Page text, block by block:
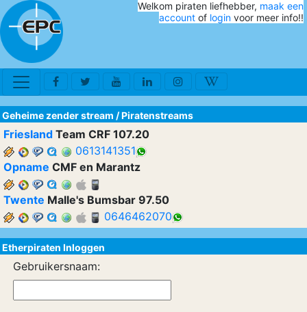
Welkom piraten liefhebber, maak een
account of login voor meer info!!
Geheime zender stream /Piratenstreams
Friesland Team CRF 107.20
0613141351
Opname CMF en Marantz
Twente Malle's Bumsbar 97.50
0646462070
Etherpiraten Inloggen
Gebruikersnaam: